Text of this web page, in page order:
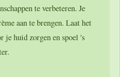
te verbeteren. Je
aan te brengen. Laat het
je huid zorgen en spoel 's